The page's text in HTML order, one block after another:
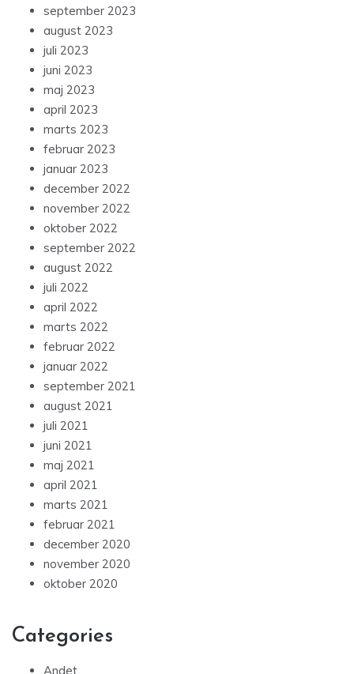
september 2023
august 2023
juli 2023
juni 2023
maj 2023
april 2023
marts 2023
februar 2023
januar 2023
december 2022
november 2022
oktober 2022
september 2022
august 2022
juli 2022
april 2022
marts 2022
februar 2022
januar 2022
september 2021
august 2021
juli 2021
juni 2021
maj 2021
april 2021
marts 2021
februar 2021
december 2020
november 2020
oktober 2020
Categories
Andet